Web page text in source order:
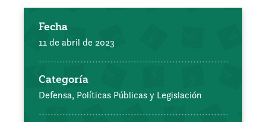
Fecha
11 de abril de 2023
Categoría
Defensa, Políticas Públicas y Legislación